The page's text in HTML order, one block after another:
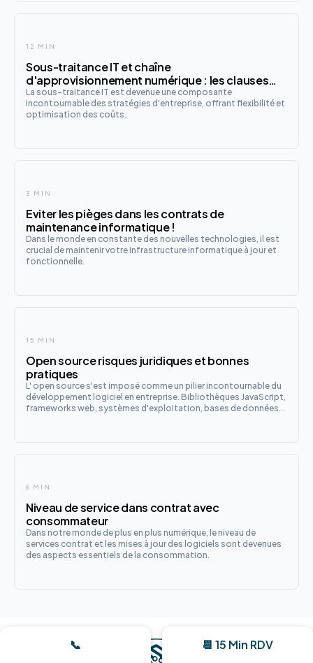
12 MIN
Sous-traitance IT et chaîne
d'approvisionnement numérique : les clauses
contractuelles essentielles
La sous-traitance IT est devenue une composante
incontournable des stratégies d'entreprise, offrant flexibilité et
optimisation des coûts.
3 MIN
Eviter les pièges dans les contrats de
maintenance informatique !
Dans le monde en constante des nouvelles technologies, il est
crucial de maintenir votre infrastructure informatique à jour et
fonctionnelle.
15 MIN
Open source risques juridiques et bonnes
pratiques
L' open source s'est imposé comme un pilier incontournable du
développement logiciel en entreprise. Bibliothèques JavaScript,
frameworks web, systèmes d'exploitation, bases de données...
6 MIN
Niveau de service dans contrat avec
consommateur
Dans notre monde de plus en plus numérique, le niveau de
services contrat et les mises à jour des logiciels sont devenues
des aspects essentiels de la consommation.
📞 📆 15 Min RDV